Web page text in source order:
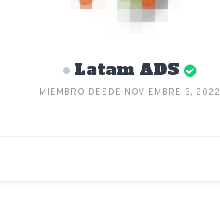
Latam ADS
MIEMBRO DESDE NOVIEMBRE 3, 2022